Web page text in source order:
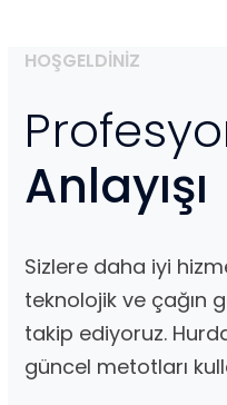
HOŞGELDİNİZ
Anlayışı
Sizlere daha iyi
teknolojik ve çağın
takip ediyoruz.
güncel metotları